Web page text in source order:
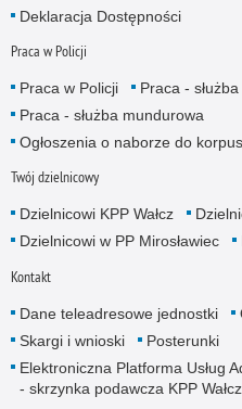
Deklaracja Dostępności
Praca w Policji
Praca w Policji
Praca -
Praca - służba mundurowa
Ogłoszenia o naborze do
Twój dzielnicowy
Dzielnicowi KPP Wałcz
Dzielnicowi w PP Mirosławiec
Kontakt
Dane teleadresowe jednostki
Skargi i wnioski
Posterunki
Elektroniczna Platforma Usług
- skrzynka podawcza KPP Wałcz